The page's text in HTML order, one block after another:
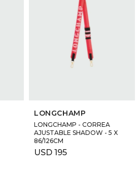
LONGCHAMP
LONGCHAMP - CORREA
AJUSTABLE SHADOW - 5 X
86/126CM
USD 195